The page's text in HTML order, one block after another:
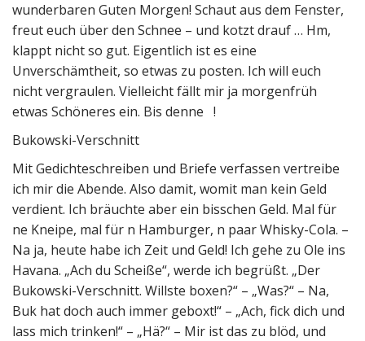
wunderbaren Guten Morgen! Schaut aus dem Fenster,
freut euch über den Schnee – und kotzt drauf … Hm,
klappt nicht so gut. Eigentlich ist es eine
Unverschämtheit, so etwas zu posten. Ich will euch
nicht vergraulen. Vielleicht fällt mir ja morgenfrüh
etwas Schöneres ein. Bis denne !
Bukowski-Verschnitt
Mit Gedichteschreiben und Briefe verfassen vertreibe
ich mir die Abende. Also damit, womit man kein Geld
verdient. Ich bräuchte aber ein bisschen Geld. Mal für
ne Kneipe, mal für n Hamburger, n paar Whisky-Cola. –
Na ja, heute habe ich Zeit und Geld! Ich gehe zu Ole ins
Havana. „Ach du Scheiße“, werde ich begrüßt. „Der
Bukowski-Verschnitt. Willste boxen?“ – „Was?“ – Na,
Buk hat doch auch immer geboxt!“ – „Ach, fick dich und
lass mich trinken!“ – „Hä?“ – Mir ist das zu blöd, und